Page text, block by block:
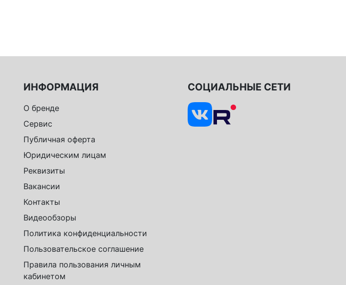
ИНФОРМАЦИЯ
О бренде
Сервис
Публичная оферта
Юридическим лицам
Реквизиты
Вакансии
Контакты
Видеообзоры
Политика конфиденциальности
Пользовательское соглашение
Правила пользования личным
кабинетом
СОЦИАЛЬНЫЕ СЕТИ